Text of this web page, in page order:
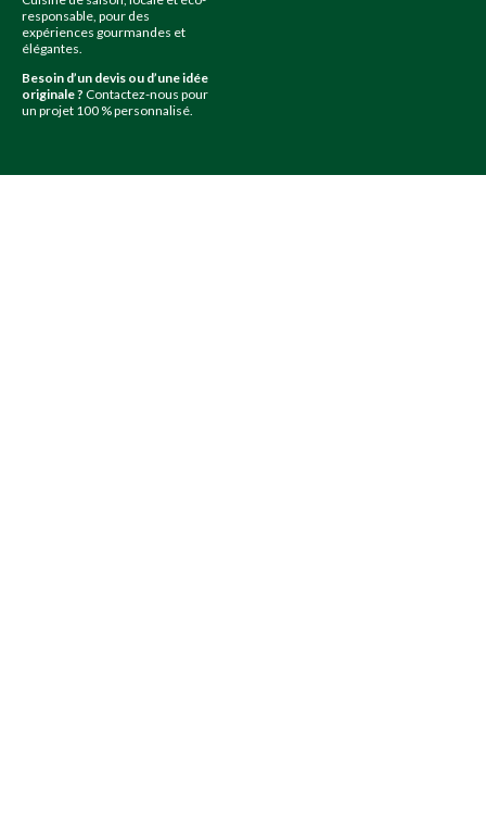
responsable, pour des
expériences gourmandes et
élégantes.
Besoin d’un devis ou d’une idée
originale ? Contactez-nous pour
un projet 100 % personnalisé.